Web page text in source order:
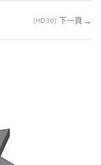
(HD30) 下一頁 →